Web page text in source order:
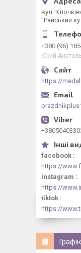
вул.
"Райський
+380 (96)
Юрий
https://
facebook
instagram
https://
tiktok
https://